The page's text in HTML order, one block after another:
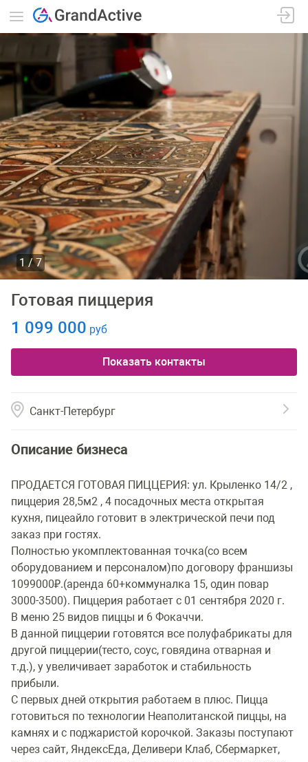
1 7
Готовая пиццерия
1 099 000 руб
Показать контакты
Санкт-Петербург
Описание бизнеса
ПРОДАЕТСЯ ГОТОВАЯ ПИЦЦЕРИЯ: ул. Крыленко 14/2 ,
пиццерия 28,5м2 , 4 посадочных места открытая
кухня, пицеайло готовит в электрической печи под
заказ при гостях.
Полностью укомплектованная точка(со всем
оборудованием и персоналом)по договору франшизы
1099000₽.(аренда 60+коммуналка 15, один повар
3000-3500). Пиццерия работает с 01 сентября 2020 г.
В меню 25 видов пиццы и 6 Фокаччи.
В данной пиццерии готовятся все полуфабрикаты для
другой пиццерии(тесто, соус, говядина отварная и
т.д.), у увеличивает заработок и стабильность
прибыли.
С первых дней открытия работаем в плюс. Пицца
готовиться по технологии Неаполитанской пиццы, на
камнях и с поджаристой корочкой. Заказы поступают
через сайт, ЯндексЕда, Деливери Клаб, Сбермаркет,